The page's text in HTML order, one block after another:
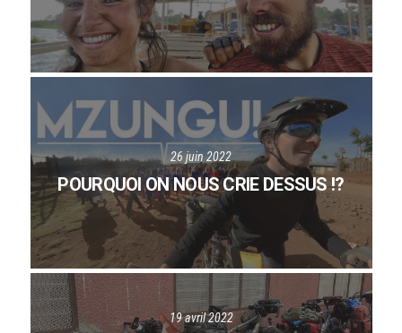
26 juin 2022
POURQUOI ON NOUS CRIE DESSUS !?
19 avril 2022